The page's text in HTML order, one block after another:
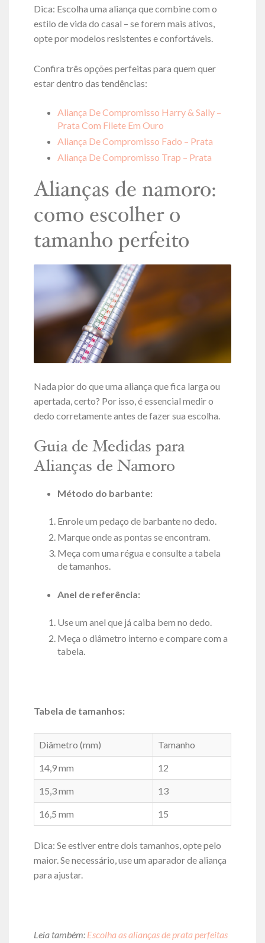
Dica: Escolha uma aliança que combine com o
estilo de vida do casal – se forem mais ativos,
opte por modelos resistentes e confortáveis.
Confira três opções perfeitas para quem quer
estar dentro das tendências:
Aliança De Compromisso Harry & Sally –
Prata Com Filete Em Ouro
Aliança De Compromisso Fado – Prata
Aliança De Compromisso Trap – Prata
Alianças de namoro:
como escolher o
tamanho perfeito
Nada pior do que uma aliança que fica larga ou
apertada, certo? Por isso, é essencial medir o
dedo corretamente antes de fazer sua escolha.
Guia de Medidas para
Alianças de Namoro
Método do barbante:
Enrole um pedaço de barbante no dedo.
Marque onde as pontas se encontram.
Meça com uma régua e consulte a tabela
de tamanhos.
Anel de referência:
Use um anel que já caiba bem no dedo.
Meça o diâmetro interno e compare com a
tabela.
Tabela de tamanhos:
Diâmetro (mm) Tamanho
14,9 mm 12
15,3 mm 13
16,5 mm 15
Dica: Se estiver entre dois tamanhos, opte pelo
maior. Se necessário, use um aparador de aliança
para ajustar.
Leia também: Escolha as alianças de prata perfeitas